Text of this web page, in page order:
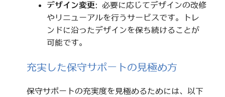
デザイン変更: 必要に応じてデザインの改修
やリニューアルを行うサービスです。トレ
ンドに沿ったデザインを保ち続けることが
可能です。
充実した保守サポートの見極め方
保守サポートの充実度を見極めるためには、以下